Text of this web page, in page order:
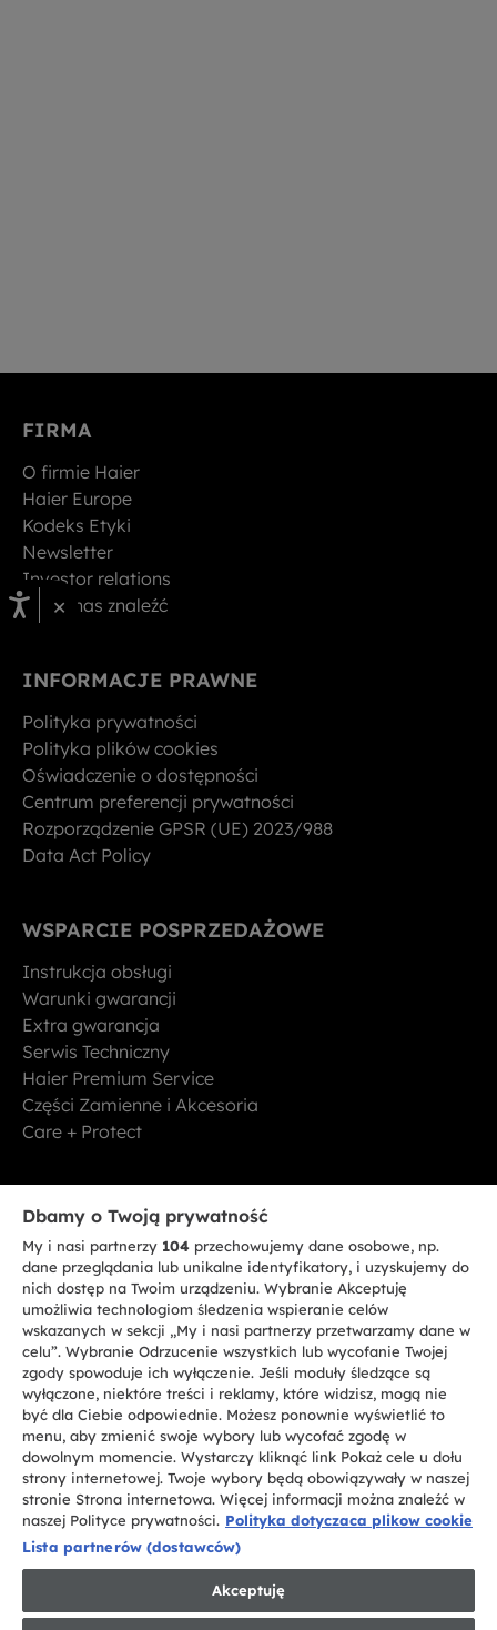
FIRMA
O firmie Haier
Haier Europe
Kodeks Etyki
Newsletter
Investor relations
Gdzie nas znaleźć
INFORMACJE PRAWNE
Polityka prywatności
Polityka plików cookies
Oświadczenie o dostępności
Centrum preferencji prywatności
Rozporządzenie GPSR (UE) 2023/988
Data Act Policy
WSPARCIE POSPRZEDAŻOWE
Instrukcja obsługi
Warunki gwarancji
Extra gwarancja
Serwis Techniczny
Haier Premium Service
Części Zamienne i Akcesoria
Care + Protect
Bądź w kontakcie
ZAREJESTRUJ SIĘ TERAZ
CANDY HOOVER GROUP S.r.I. - jednoosobowa sp. z.o.o. - SIEDZIBA
STATUTOWA: Via Comolli, 57 - 20861 Brugherio (MB) - Włochy -
SIEDZIBY ADMINISTRACYJNE: Via Privata Eden Fumagalli bez
nadanego numeru - 20861 Brugherio (MB) i Via Trento nr 20/A-22 - 20871
Vimercate (MB) - Włochy - Tel.: +39.039.2086.1 - Faks: +39.039.2086.237 -
Kapitał zakładowy 35.000.000,00 € wpłacony w całości - Kod identyfikacji
podatkowej i nr wpisu do Rejestru przedsiębiorstw dla rejonu Mediolan-
Monza-Brianza-Lodi 04666310158 - NIP 00786860965 - Numer wpisu do
Repertorium Ekonomiczno - Administracyjnego REA: MB-1033934 -
Candy S.p.A.
PL / Polski
×
Dbamy o Twoją prywatność
My i nasi partnerzy 104 przechowujemy dane osobowe, np.
dane przeglądania lub unikalne identyfikatory, i uzyskujemy do
nich dostęp na Twoim urządzeniu. Wybranie Akceptuję
umożliwia technologiom śledzenia wspieranie celów
wskazanych w sekcji „My i nasi partnerzy przetwarzamy dane w
celu”. Wybranie Odrzucenie wszystkich lub wycofanie Twojej
zgody spowoduje ich wyłączenie. Jeśli moduły śledzące są
wyłączone, niektóre treści i reklamy, które widzisz, mogą nie
być dla Ciebie odpowiednie. Możesz ponownie wyświetlić to
menu, aby zmienić swoje wybory lub wycofać zgodę w
dowolnym momencie. Wystarczy kliknąć link Pokaż cele u dołu
strony internetowej. Twoje wybory będą obowiązywały w naszej
stronie Strona internetowa. Więcej informacji można znaleźć w
naszej Polityce prywatności. Polityka dotyczaca plikow cookie
Lista partnerów (dostawców)
Akceptuję